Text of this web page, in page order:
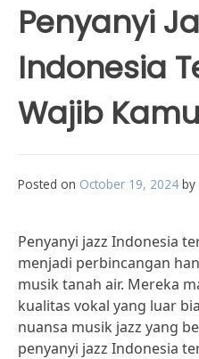
Penyanyi
Indonesia
Wajib
Posted on October 19, 2024 by
Penyanyi jazz Indonesia
menjadi perbincangan
musik tanah air. Mereka
kualitas vokal yang luar
nuansa musik jazz yang
penyanyi jazz Indonesia